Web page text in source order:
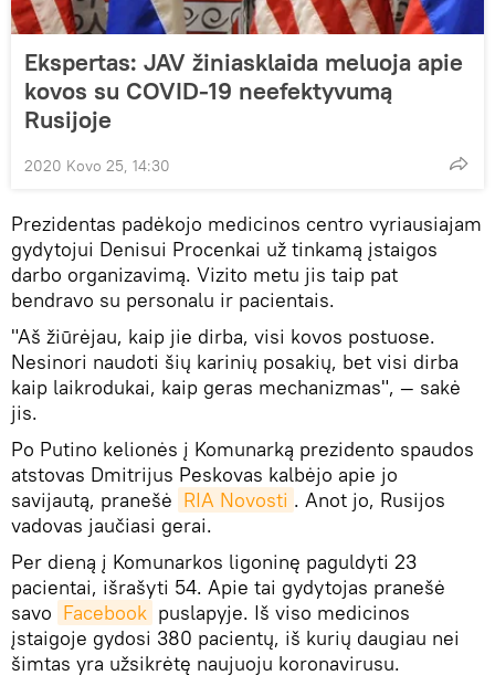
Ekspertas: JAV žiniasklaida meluoja apie
kovos su COVID-19 neefektyvumą
Rusijoje
2020 Kovo 25, 14:30
Prezidentas padėkojo medicinos centro vyriausiajam
gydytojui Denisui Procenkai už tinkamą įstaigos
darbo organizavimą. Vizito metu jis taip pat
bendravo su personalu ir pacientais.
"Aš žiūrėjau, kaip jie dirba, visi kovos postuose.
Nesinori naudoti šių karinių posakių, bet visi dirba
kaip laikrodukai, kaip geras mechanizmas", — sakė
jis.
Po Putino kelionės į Komunarką prezidento spaudos
atstovas Dmitrijus Peskovas kalbėjo apie jo
savijautą, pranešė RIA Novosti . Anot jo, Rusijos
vadovas jaučiasi gerai.
Per dieną į Komunarkos ligoninę paguldyti 23
pacientai, išrašyti 54. Apie tai gydytojas pranešė
savo Facebook puslapyje. Iš viso medicinos
įstaigoje gydosi 380 pacientų, iš kurių daugiau nei
šimtas yra užsikrėtę naujuoju koronavirusu.